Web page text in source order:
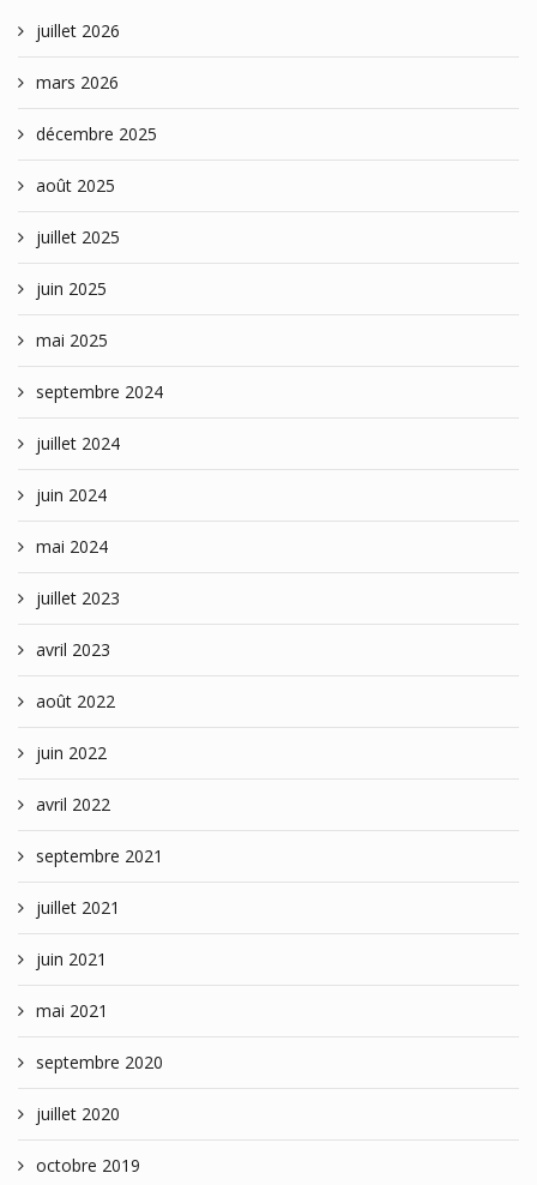
juillet 2026
mars 2026
décembre 2025
août 2025
juillet 2025
juin 2025
mai 2025
septembre 2024
juillet 2024
juin 2024
mai 2024
juillet 2023
avril 2023
août 2022
juin 2022
avril 2022
septembre 2021
juillet 2021
juin 2021
mai 2021
septembre 2020
juillet 2020
octobre 2019